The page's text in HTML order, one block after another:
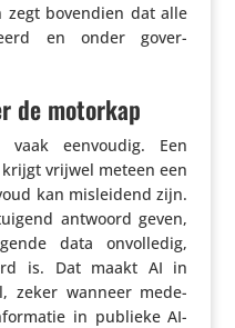
bovendien dat alle
en onder gover­
de motorkap
eenvoudig. Een
vrijwel meteen een
kan mislei­dend zijn.
antwoord geven,
data onvol­ledig,
is. Dat maakt AI in
zeker wanneer mede­
in publieke AI-